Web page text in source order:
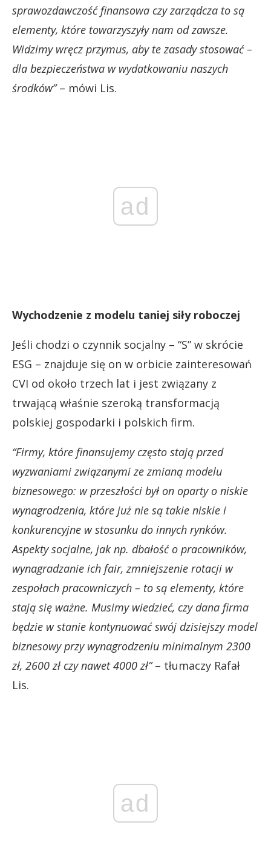
sprawozdawczość finansowa czy zarządcza to są
elementy, które towarzyszyły nam od zawsze.
Widzimy wręcz przymus, aby te zasady stosować –
dla bezpieczeństwa w wydatkowaniu naszych
środków”– mówi Lis.
ad
Wychodzenie z modelu taniej siły roboczej
Jeśli chodzi o czynnik socjalny – “S” w skrócie
ESG – znajduje się on w orbicie zainteresowań
CVI od około trzech lat i jest związany z
trwającą właśnie szeroką transformacją
polskiej gospodarki i polskich firm.
“Firmy, które finansujemy często stają przed
wyzwaniami związanymi ze zmianą modelu
biznesowego: w przeszłości był on oparty o niskie
wynagrodzenia, które już nie są takie niskie i
konkurencyjne w stosunku do innych rynków.
Aspekty socjalne, jak np. dbałość o pracowników,
wynagradzanie ich fair, zmniejszenie rotacji w
zespołach pracowniczych – to są elementy, które
stają się ważne. Musimy wiedzieć, czy dana firma
będzie w stanie kontynuować swój dzisiejszy model
biznesowy przy wynagrodzeniu minimalnym 2300
zł, 2600 zł czy nawet 4000 zł”– tłumaczy Rafał
Lis.
ad